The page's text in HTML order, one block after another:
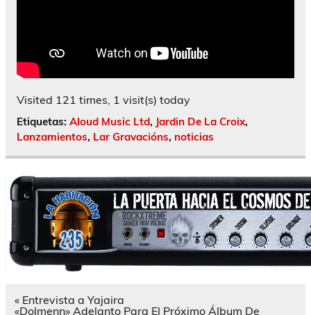
Visited 121 times, 1 visit(s) today
Etiquetas: Aloud Music Ltd, Jardin De La Croix,
Lanzamientos, Lar Gravacións, noticias
Navegación
de
« Entrevista a Yajaira
«Dolmenn» Adelanto Para El Próximo Álbum De